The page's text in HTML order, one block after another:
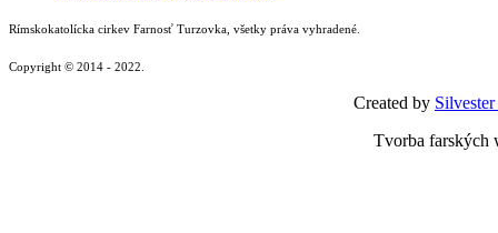
Rímskokatolícka cirkev Farnosť Turzovka, všetky práva vyhradené.
Copyright © 2014 - 2022.
Created by
Tvorba farských